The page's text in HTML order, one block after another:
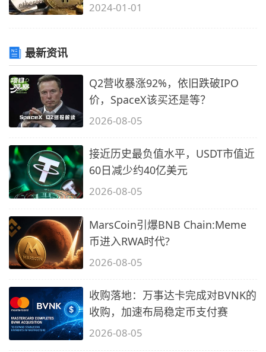
2024-01-01
最新资讯
Q2营收暴涨92%，依旧跌破IPO
价，SpaceX该买还是等？
2026-08-05
接近历史最负值水平，USDT市值近
60日减少约40亿美元
2026-08-05
MarsCoin引爆BNB Chain:Meme
币进入RWA时代?
2026-08-05
收购落地：万事达卡完成对BVNK的
收购，加速布局稳定币支付赛
2026-08-05